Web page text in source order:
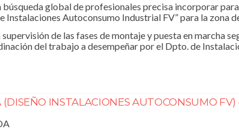
global de profesionales precisa incorporar
Instalaciones Autoconsumo Industrial FV” para la zona
de las fases de montaje y puesta en marcha
del trabajo a desempeñar por el Dpto. de
(DISEÑO INSTALACIONES AUTOCONSUMO